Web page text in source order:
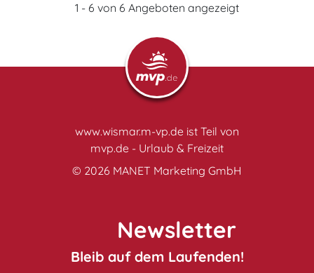
1 - 6 von 6 Angeboten angezeigt
www.wismar.m-vp.de ist Teil von
mvp.de - Urlaub & Freizeit
© 2026 MANET Marketing GmbH
Newsletter
Bleib auf dem Laufenden!